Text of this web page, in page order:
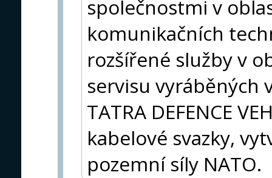
společnostmi v
komunikačních
rozšířené služby v
servisu vyráběných
TATRA DEFENCE
kabelové svazky,
pozemní síly NATO.